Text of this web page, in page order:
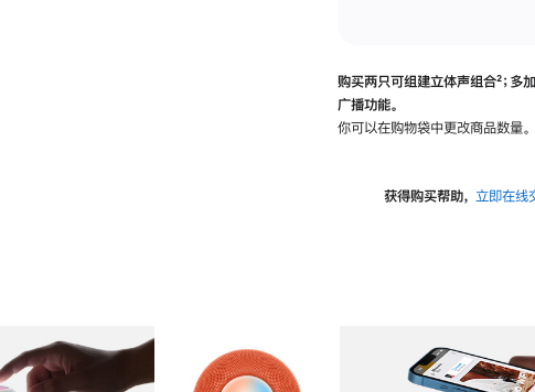
购买两只可组建立体声组合脚
²；多
广播功能。
你可以在购物袋中更改商品数量。
获得购买帮助， 立即在线